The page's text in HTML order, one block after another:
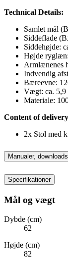
Technical Details:
Samlet mål
Siddeflade
Siddehøjde:
Højde
Armlænenes
Indvendig
Bæreevne:
Vægt: ca. 5,9
Materiale:
Content of
2x Stol med
Manualer,
Specifikationer
Mål og vægt
Dybde (cm)
62
Højde (cm)
82